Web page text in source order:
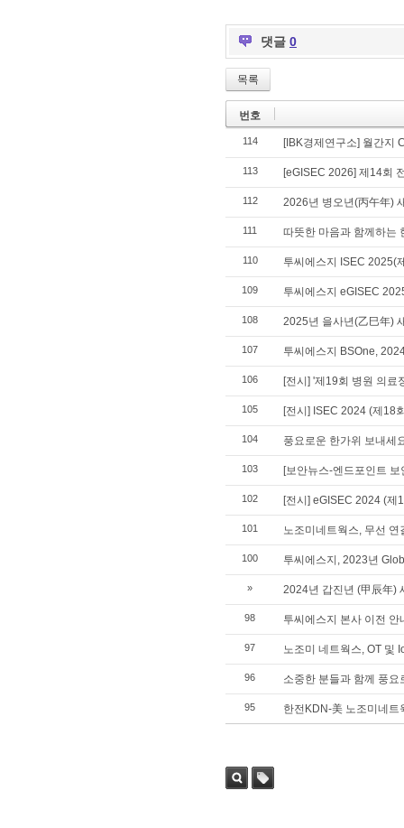
댓글 0
목록
번호
114 [IBK경제연구소] 월간지
113 [eGISEC 2026] 제14회
112 2026년 병오년(丙午年)
111 따뜻한 마음과 함께하는
110 투씨에스지 ISEC 2025(
109 투씨에스지 eGISEC
108 2025년 을사년(乙巳年)
107 투씨에스지 BSOne,
106 [전시] '제19회 병원 의료
105 [전시] ISEC 2024 (제18
104 풍요로운 한가위 보내세
103 [보안뉴스-엔드포인트
102 [전시] eGISEC 2024 (제
101 노조미네트웍스, 무선 연
100 투씨에스지, 2023년
» 2024년 갑진년 (甲辰年)
98 투씨에스지 본사 이전 안
97 노조미 네트웍스, OT 및
96 소중한 분들과 함께 풍
95 한전KDN-美 노조미네트